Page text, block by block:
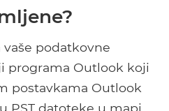
podatkovne
programa Outlook koji
postavkama Outlook
PST datoteke u mapi